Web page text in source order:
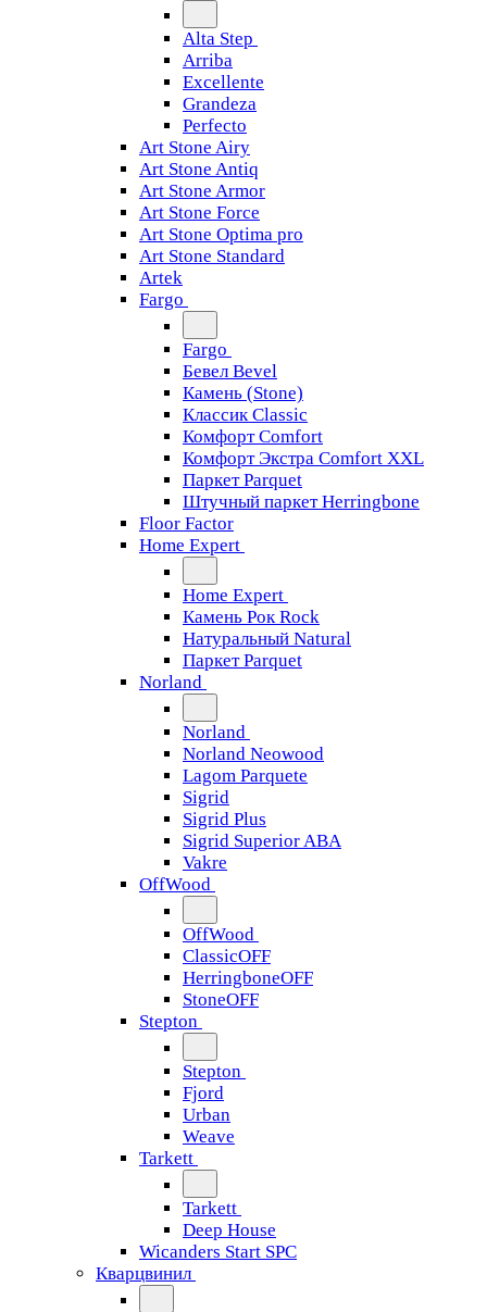
Alta Step
Arriba
Excellente
Grandeza
Perfecto
Art Stone Airy
Art Stone Antiq
Art Stone Armor
Art Stone Force
Art Stone Optima pro
Art Stone Standard
Artek
Fargo
Fargo
Бевел Bevel
Камень (Stone)
Классик Classic
Комфорт Comfort
Комфорт Экстра Comfort XXL
Паркет Parquet
Штучный паркет Herringbone
Floor Factor
Home Expert
Home Expert
Камень Рок Rock
Натуральный Natural
Паркет Parquet
Norland
Norland
Norland Neowood
Lagom Parquete
Sigrid
Sigrid Plus
Sigrid Superior ABA
Vakre
OffWood
OffWood
ClassicOFF
HerringboneOFF
StoneOFF
Stepton
Stepton
Fjord
Urban
Weave
Tarkett
Tarkett
Deep House
Wicanders Start SPC
Кварцвинил